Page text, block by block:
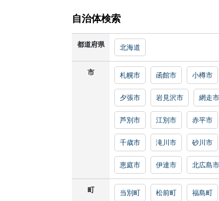
自治体検索
都道府県 北海道
市 札幌市 函館市 小樽市
夕張市 岩見沢市 網走市
芦別市 江別市 赤平市
千歳市 滝川市 砂川市
恵庭市 伊達市 北広島市
町 当別町 松前町 福島町